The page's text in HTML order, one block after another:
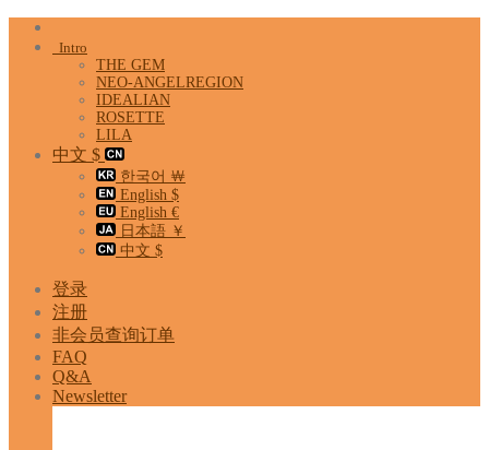
Skip
Intro
THE GEM
NEO-ANGELREGION
IDEALIAN
ROSETTE
LILA
中文 $
한국어 ￦
English $
English €
日本語 ￥
中文 $
登录
注册
非会员查询订单
FAQ
Q&A
Newsletter